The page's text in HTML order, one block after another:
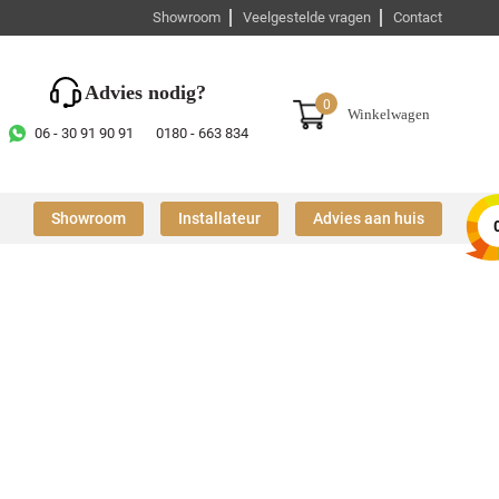
Showroom Veelgestelde vragen Contact
Advies nodig?
06 - 30 91 90 91 0180 - 663 834
0
Winkelwagen
Showroom Installateur Advies aan huis